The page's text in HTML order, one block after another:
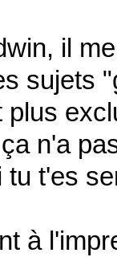
il
sujets
n'a
t'es
à